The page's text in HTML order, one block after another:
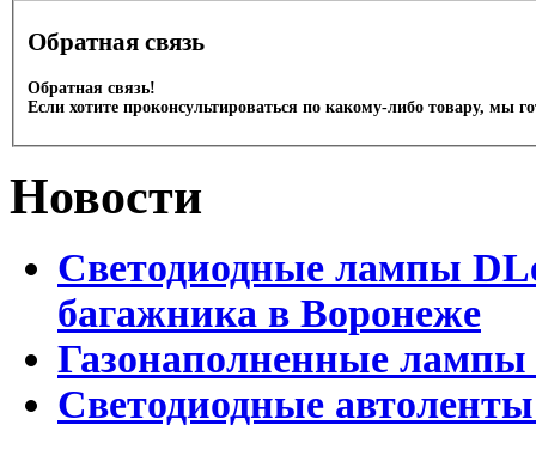
Обратная связь
Обратная связь!
Если хотите проконсультироваться по какому-либо товару, мы
Новости
Светодиодные лампы
багажника в Воронеже
Газонаполненные
Светодиодные